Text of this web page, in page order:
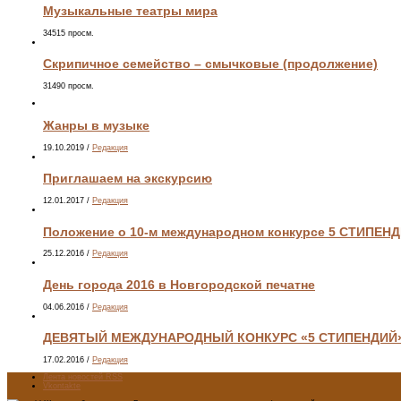
Музыкальные театры мира
34515 просм.
Скрипичное семейство – смычковые (продолжение)
31490 просм.
Жанры в музыке
19.10.2019 / Редакция
Приглашаем на экскурсию
12.01.2017 / Редакция
Положение о 10-м международном конкурсе 5
25.12.2016 / Редакция
День города 2016 в Новгородской печатне
04.06.2016 / Редакция
ДЕВЯТЫЙ МЕЖДУНАРОДНЫЙ КОНКУРС «5
17.02.2016 / Редакция
Лента новостей RSS
Vkontakte